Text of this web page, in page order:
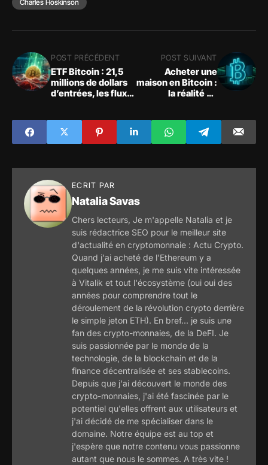
Charles Hoskinson
POST PRÉCÉDENT
ETF Bitcoin : 21,5
millions de dollars
d’entrées, les flux
POST SUIVANT
Acheter une
maison en Bitcoin :
la réalité de
ECRIT PAR
Natalia Savas
Chers lecteurs, Je m'appelle Natalia et je
suis rédactrice SEO pour le meilleur site
d'actualité en cryptomonnaie : Actu Crypto.
Quand j'ai acheté de l'Ethereum y a
quelques années, je me suis vite intéressée
à Vitalik et tout l'écosystème (oui oui des
années pour comprendre tout le
déroulement de la révolution crypto derrière
le simple jeton ETH). En bref... je suis une
fan des crypto-monnaies, de la DeFI. Je
suis passionnée par le monde de la
technologie, de la blockchain et de la
finance décentralisée et ses stablecoins.
Depuis que j'ai découvert le monde des
crypto-monnaies, j'ai été fascinée par le
potentiel qu'elles offrent aux utilisateurs et
j'ai décidé de me spécialiser dans le
domaine. Notre équipe est au top et
j'espère que notre contenu vous passionne
autant que nous le sommes. A très vite !